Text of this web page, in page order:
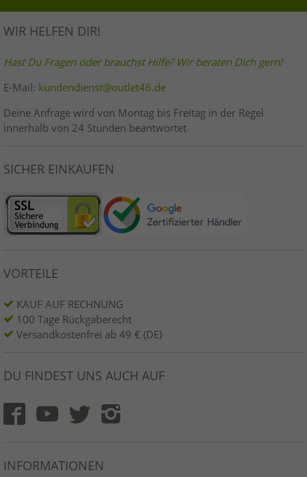
WIR HELFEN DIR!
Hast Du Fragen oder brauchst Hilfe? Wir beraten Dich gern!
E-Mail: kundendienst@outlet46.de
Deine Anfrage wird von Montag bis Freitag in der Regel
innerhalb von 24 Stunden beantwortet
SICHER EINKAUFEN
VORTEILE
KAUF AUF RECHNUNG
100 Tage Rückgaberecht
Versandkostenfrei ab 49 € (DE)
DU FINDEST UNS AUCH AUF
INFORMATIONEN